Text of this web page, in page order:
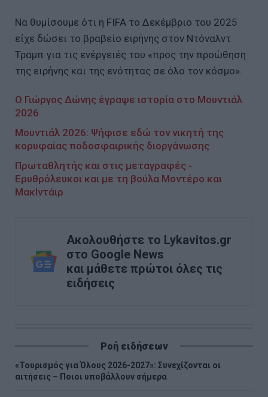
Να θυμίσουμε ότι η FIFA το Δεκέμβριο του 2025
είχε δώσει το βραβείο ειρήνης στον Ντόναλντ
Τραμπ για τις ενέργειές του «προς την προώθηση
της ειρήνης και της ενότητας σε όλο τον κόσμο».
Ο Γιώργος Δώνης έγραψε ιστορία στο Μουντιάλ
2026
Μουντιάλ 2026: Ψήφισε εδώ τον νικητή της
κορυφαίας ποδοσφαιρικής διοργάνωσης
Πρωταθλητής και στις μεταγραφές -
Ερυθρόλευκοι και με τη βούλα Μοντέρο και
ΜακΙντάιρ
Ακολουθήστε το Lykavitos.gr
στο Google News
και μάθετε πρώτοι όλες τις
ειδήσεις
Ροή ειδήσεων
«Τουρισμός για Όλους 2026-2027»: Συνεχίζονται οι
αιτήσεις – Ποιοι υποβάλλουν σήμερα